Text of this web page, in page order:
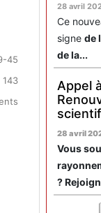
45
143
28 avril
Ce
signe de
de la...
Appel
28 avril
Vous
?